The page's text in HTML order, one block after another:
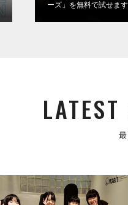
ーズ」を無料で試せます